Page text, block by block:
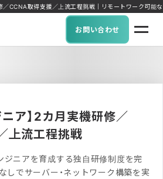
／CCNA取得支援／上流工程挑戦｜リモートワーク可能
お問い合わせ
ア】2カ月実機研修／
上流工程挑戦
ジニアを育成する独自研修制度を完
しでサーバー・ネットワーク構築を実